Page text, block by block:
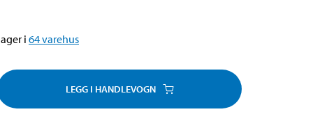
i 64varehus
LEGG I HANDLEVOGN